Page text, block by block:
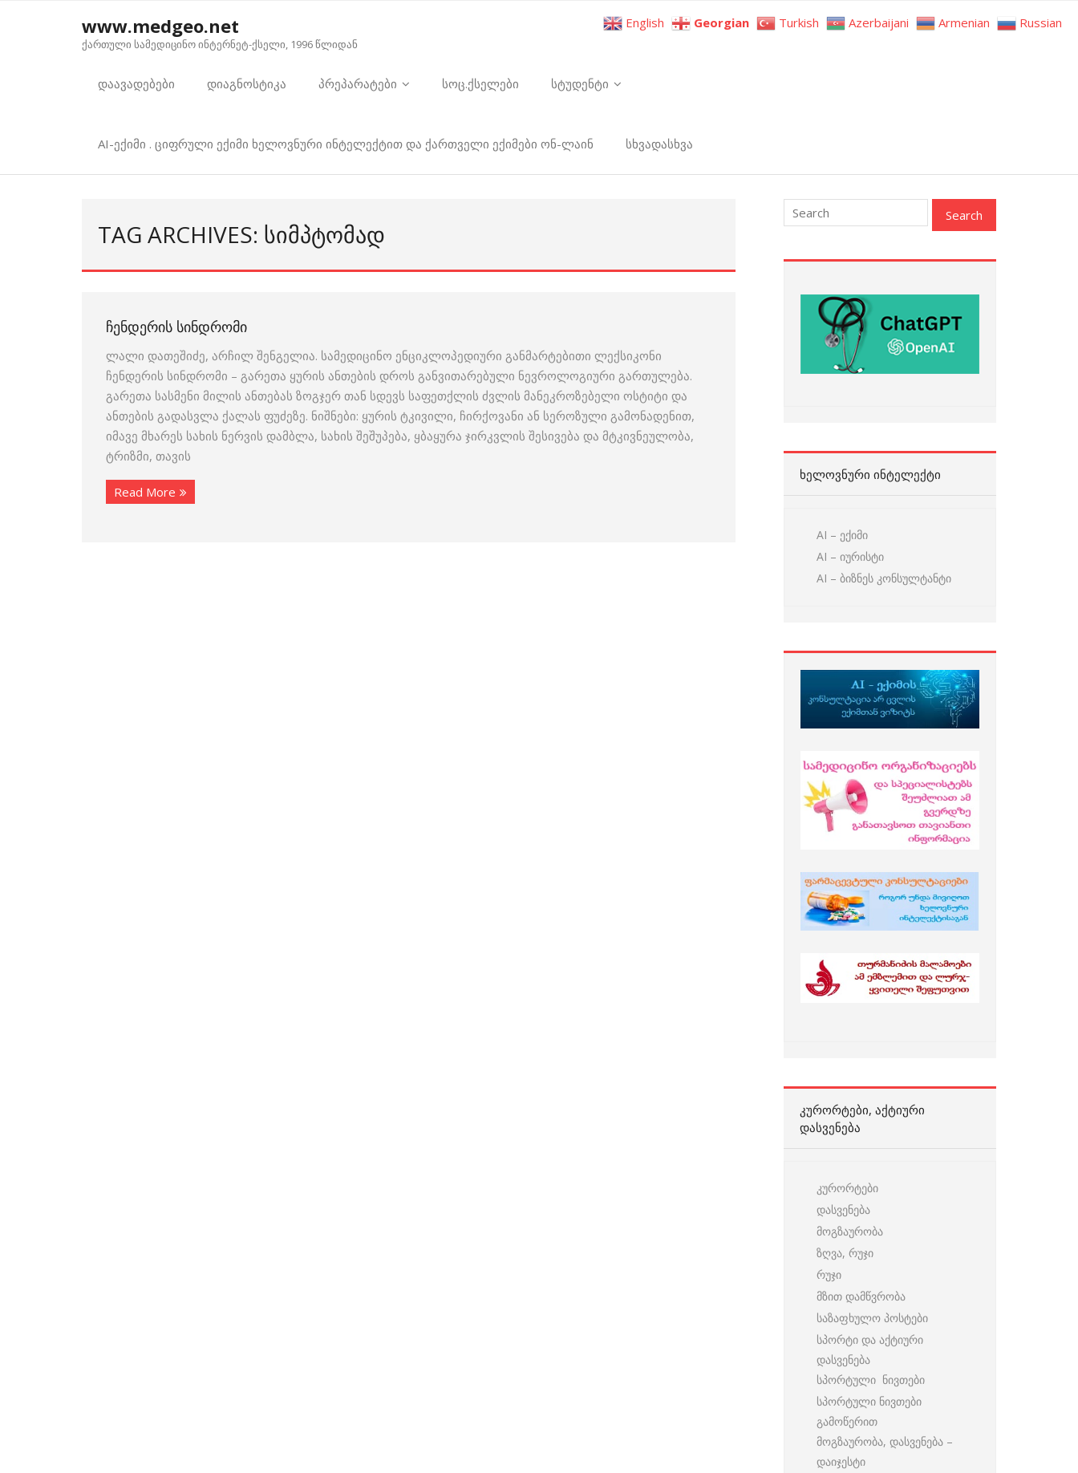
www.medgeo.net
ქართული სამედიცინო ინტერნეტ-ქსელი, 1996 წლიდან
დაავადებები დიაგნოსტიკა პრეპარატები სოც.ქსელები სტუდენტი
AI-ექიმი . ციფრული ექიმი ხელოვნური ინტელექტით და ქართველი ექიმები ონ-ლაინ სხვადასხვა
TAG ARCHIVES: ᲡᲘᲛᲞᲢᲝᲛᲐᲓ
ᲩᲔᲜᲓᲔᲠᲘᲡ ᲡᲘᲜᲓᲠᲝᲛᲘ
ლალი დათეშიძე, არჩილ შენგელია. სამედიცინო ენციკლოპედიური განმარტებითი ლექსიკონი
ჩენდერის სინდრომი – გარეთა ყურის ანთების დროს განვითარებული ნევროლოგიური გართულება.
გარეთა სასმენი მილის ანთებას ზოგჯერ თან სდევს საფეთქლის ძვლის მანეკროზებელი ოსტიტი და
ანთების გადასვლა ქალას ფუძეზე. ნიშნები: ყურის ტკივილი, ჩირქოვანი ან სეროზული გამონადენით,
იმავე მხარეს სახის ნერვის დამბლა, სახის შეშუპება, ყბაყურა ჯირკვლის შესივება და მტკივნეულობა,
ტრიზმი, თავის
Read More
ᲮᲔᲚᲝᲕᲜᲣᲠᲘ ᲘᲜᲢᲔᲚᲔᲥᲢᲘ
AI – ექიმი
AI – იურისტი
AI – ბიზნეს კონსულტანტი
ᲙᲣᲠᲝᲠᲢᲔᲑᲘ, ᲐᲥᲢᲘᲣᲠᲘ
ᲓᲐᲡᲕᲔᲜᲔᲑᲐ
კურორტები
დასვენება
მოგზაურობა
ზღვა, რუჯი
რუჯი
მზით დამწვრობა
საზაფხულო პოსტები
სპორტი და აქტიური
დასვენება
სპორტული ნივთები
სპორტული ნივთები
გამოწერით
მოგზაურობა, დასვენება –
დაიჯესტი
English Georgian Turkish Azerbaijani Armenian Russian